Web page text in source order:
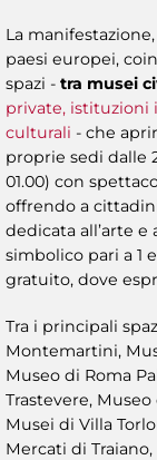
La
paesi europei,
spazi - tra musei
private, istituzioni
culturali - che
proprie sedi dalle
01.00) con
offrendo a
dedicata all’arte
simbolico pari a 1
gratuito, dove
Tra i principali
Montemartini,
Museo di Roma
Trastevere,
Musei di Villa
Mercati di